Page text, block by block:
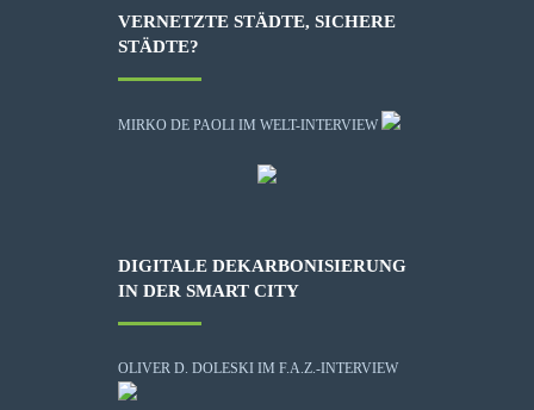
VERNETZTE STÄDTE, SICHERE
STÄDTE?
MIRKO DE PAOLI IM WELT-INTERVIEW
DIGITALE DEKARBONISIERUNG
IN DER SMART CITY
OLIVER D. DOLESKI IM F.A.Z.-INTERVIEW